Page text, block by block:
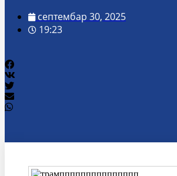
септембар 30, 2025
19:23